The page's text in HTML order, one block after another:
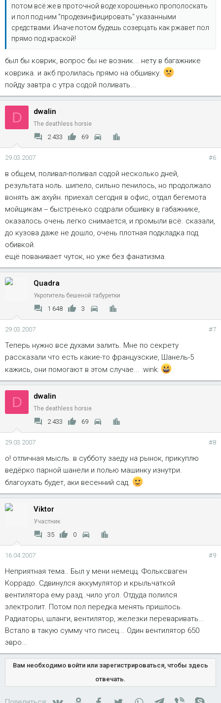
потом всё же в проточной воде хорошенько прополоскать
и пол под ним "продезинфицировать" указанными
средствами. Иначе потом будешь созерцать как ржавет пол
прямо под краской!
был бы коврик, вопрос бы не возник... нету в багажнике
коврика. и акб пролилась прямо на обшивку.
пойду завтра с утра содой поливать...
D dwalin
The deathless horsie
2 433 69
29.03.2007 #6
в общем, поливал-поливал содой несколько дней,
результата ноль. шипело, сильно пенилось, но продолжало
вонять аж ахуйн. приехал сегодня в офис, отдал бегемота
мойщикам -- быстренько содрали обшивку в габажнике,
оказалось очень легко снимается, и промыли всё. сказали,
до кузова даже не дошло, очень плотная подкладка под
обивкой.
ещё пованивает чуток, но уже без фанатизма.
Quadra
Укротитель бешеной табуретки
1 648 3
29.03.2007 #7
Теперь нужно все духами залить. Мне по секрету
рассказали что есть какие-то французские, Шанель-5
кажись, они помогают в этом случае... :wink:
D dwalin
The deathless horsie
2 433 69
29.03.2007 #8
о! отличная мысль. в субботу заеду на рынок, прикуплю
ведёрко парной шанели и полью машинку изнутри.
благоухать будет, аки весенний сад.
Viktor
Участник
35 0
16.04.2007 #9
Неприятная тема.. Был у мени немецц. Фольксваген
Коррадо. Сдвинулся аккумулятор и крыльчаткой
вентилятора ему разд..чило угол. Отдуда полился
электролит. Потом пол передка менять пришлось.
Радиаторы, шланги, вентилятор, железки переваривать...
Встало в такую сумму что писец... Один вентилятор 650
эвро...
Вам необходимо войти или зарегистрироваться, чтобы здесь
отвечать.
ВконтактеОдноклассники
FacebookTwitterWhatsAppTelegram
Viber